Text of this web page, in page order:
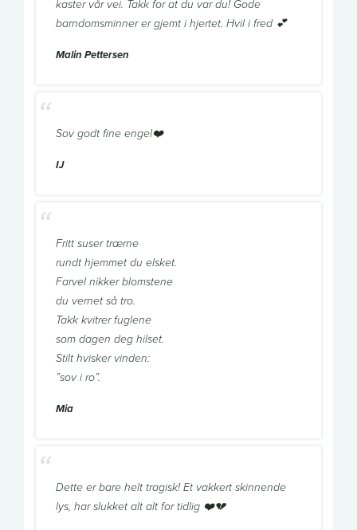
kaster vår vei. Takk for at du var du! Gode
barndomsminner er gjemt i hjertet. Hvil i fred 💕
Malin Pettersen
Sov godt fine engel❤️
IJ
Fritt suser trærne
rundt hjemmet du elsket.
Farvel nikker blomstene
du vernet så tro.
Takk kvitrer fuglene
som dagen deg hilset.
Stilt hvisker vinden:
”sov i ro”.
Mia
Dette er bare helt tragisk! Et vakkert skinnende
lys, har slukket alt alt for tidlig ❤️💔